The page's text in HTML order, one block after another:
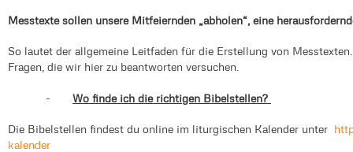
Messtexte sollen unsere Mitfeiernden „abholen“, eine
So lautet der allgemeine Leitfaden für die Erstellung von
Fragen, die wir hier zu beantworten versuchen.
- Wo finde ich die richtigen Bibelstellen?
Die Bibelstellen findest du online im liturgischen Kalender unter
kalender